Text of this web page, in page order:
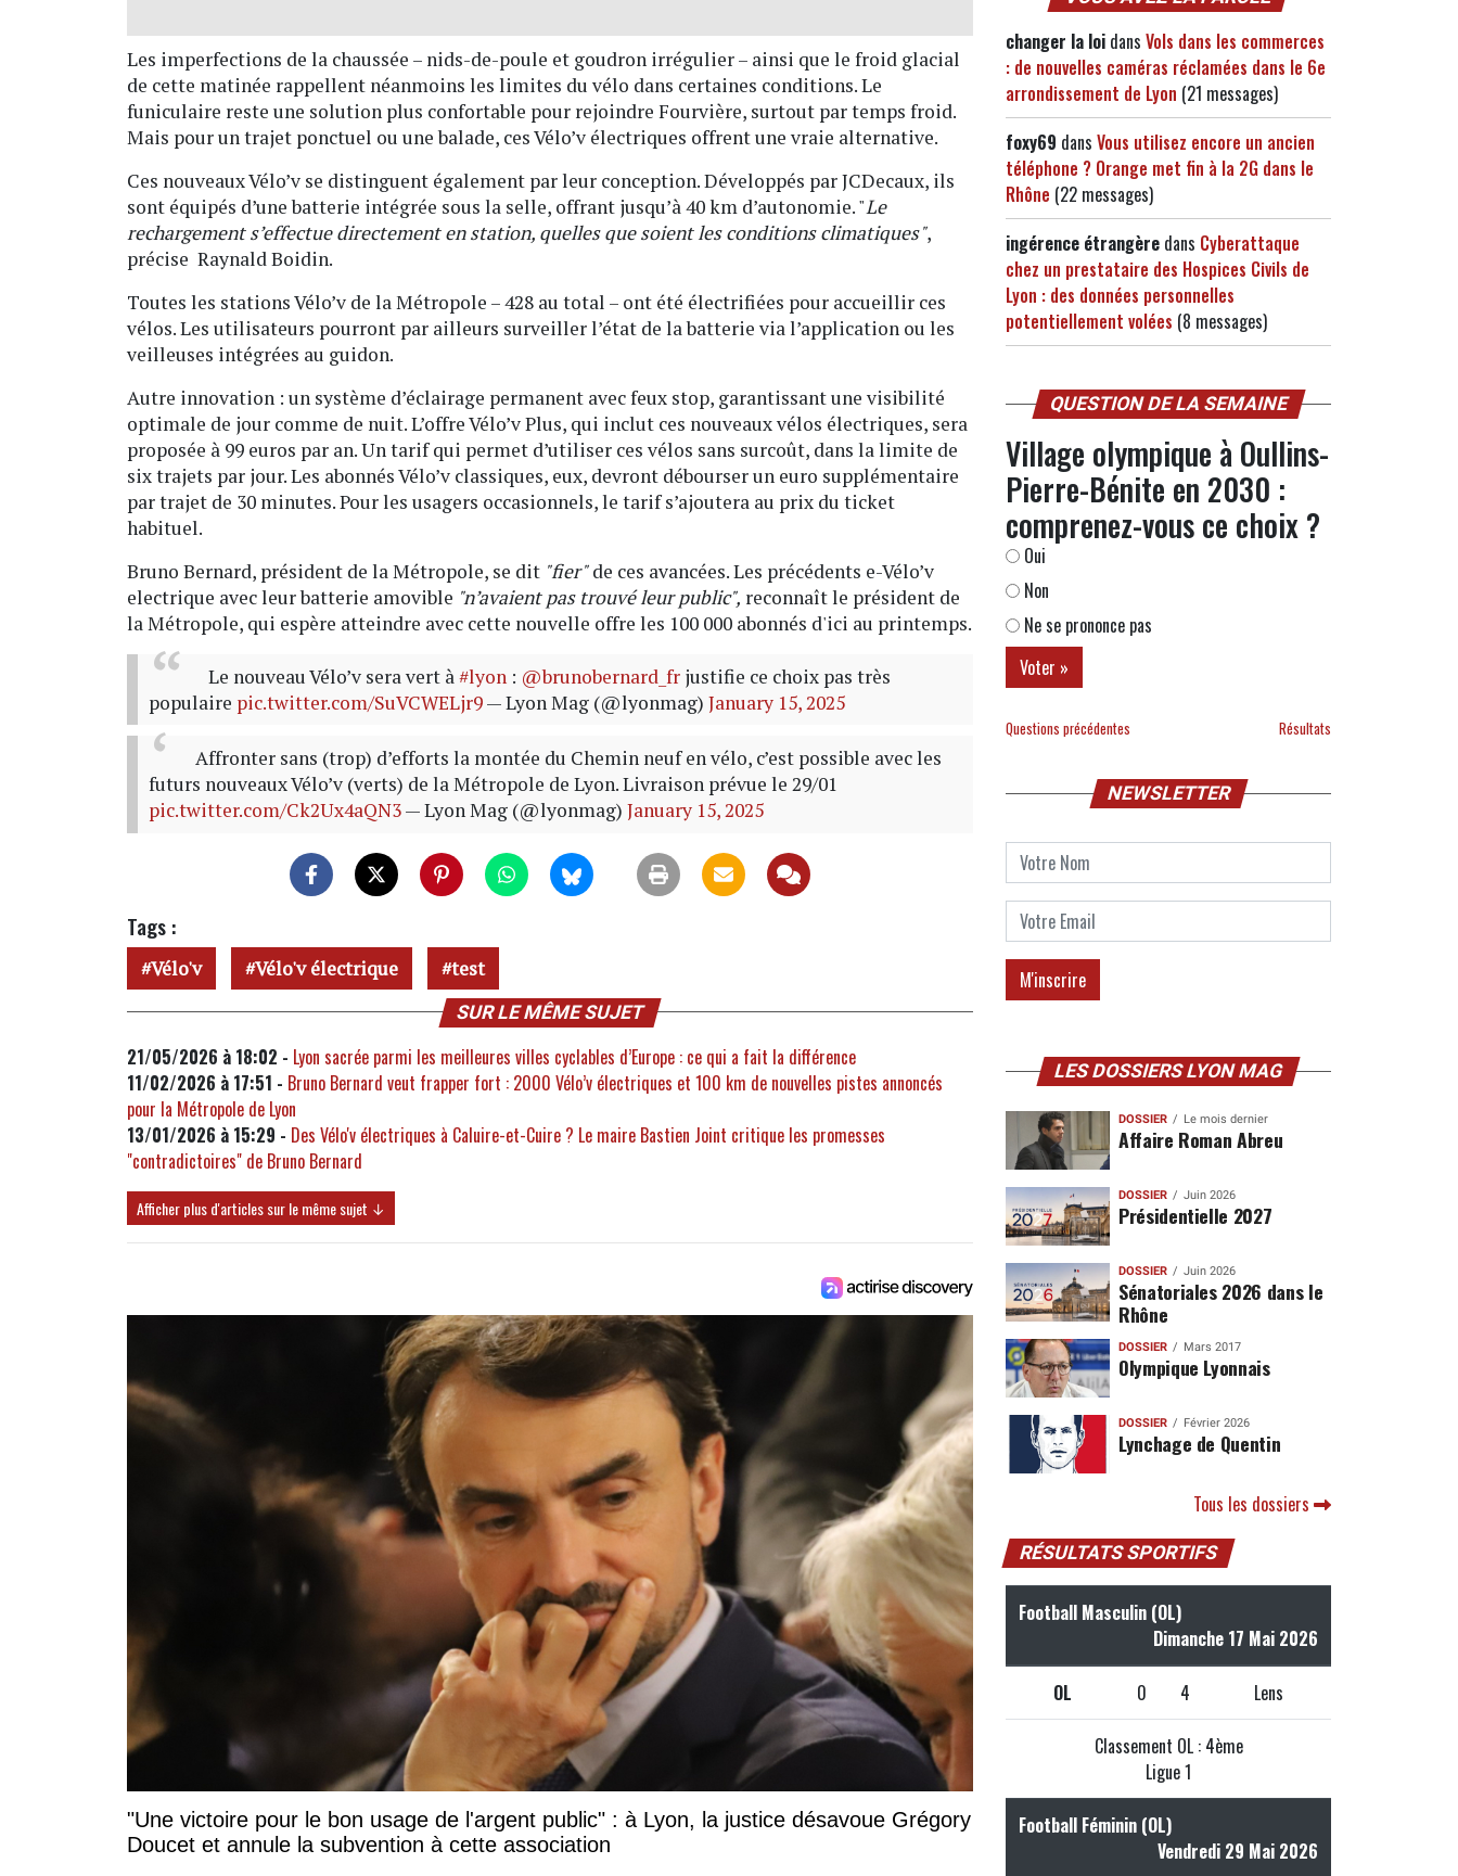
Les imperfections de la chaussée – nids-de-poule et goudron irrégulier – ainsi que le froid glacial
de cette matinée rappellent néanmoins les limites du vélo dans certaines conditions. Le
funiculaire reste une solution plus confortable pour rejoindre Fourvière, surtout par temps froid.
Mais pour un trajet ponctuel ou une balade, ces Vélo’v électriques offrent une vraie alternative.
Ces nouveaux Vélo’v se distinguent également par leur conception. Développés par JCDecaux, ils
sont équipés d’une batterie intégrée sous la selle, offrant jusqu’à 40 km d’autonomie. "Le
rechargement s’effectue directement en station, quelles que soient les conditions climatiques",
précise Raynald Boidin.
Toutes les stations Vélo’v de la Métropole – 428 au total – ont été électrifiées pour accueillir ces
vélos. Les utilisateurs pourront par ailleurs surveiller l’état de la batterie via l’application ou les
veilleuses intégrées au guidon.
Autre innovation : un système d’éclairage permanent avec feux stop, garantissant une visibilité
optimale de jour comme de nuit. L’offre Vélo’v Plus, qui inclut ces nouveaux vélos électriques, sera
proposée à 99 euros par an. Un tarif qui permet d’utiliser ces vélos sans surcoût, dans la limite de
six trajets par jour. Les abonnés Vélo’v classiques, eux, devront débourser un euro supplémentaire
par trajet de 30 minutes. Pour les usagers occasionnels, le tarif s’ajoutera au prix du ticket
habituel.
Bruno Bernard, président de la Métropole, se dit "fier"de ces avancées. Les précédents e-Vélo’v
electrique avec leur batterie amovible "n’avaient pas trouvé leur public", reconnaît le président de
la Métropole, qui espère atteindre avec cette nouvelle offre les 100 000 abonnés d'ici au printemps.
Le nouveau Vélo’v sera vert à #lyon : @brunobernard_frjustifie ce choix pas très
populaire pic.twitter.com/SuVCWELjr9— Lyon Mag (@lyonmag) January 15, 2025
Affronter sans (trop) d’efforts la montée du Chemin neuf en vélo, c’est possible avec les
futurs nouveaux Vélo’v (verts) de la Métropole de Lyon. Livraison prévue le 29/01
pic.twitter.com/Ck2Ux4aQN3— Lyon Mag (@lyonmag) January 15, 2025
Tags :
Vélo'v Vélo'v électrique test
SUR LE MÊME SUJET
21/05/2026 à 18:02 - Lyon sacrée parmi les meilleures villes cyclables d’Europe : ce qui a fait la différence
11/02/2026 à 17:51 - Bruno Bernard veut frapper fort : 2000 Vélo’v électriques et 100 km de nouvelles pistes annoncés
pour la Métropole de Lyon
13/01/2026 à 15:29 - Des Vélo'v électriques à Caluire-et-Cuire ? Le maire Bastien Joint critique les promesses
"contradictoires" de Bruno Bernard
Afficher plus d'articles sur le même sujet ↓
"Une victoire pour le bon usage de l'argent public" : à Lyon, la justice désavoue Grégory
Doucet et annule la subvention à cette association
changer la loi dans Vols dans les commerces
: de nouvelles caméras réclamées dans le 6e
arrondissement de Lyon (21 messages)
foxy69 dans Vous utilisez encore un ancien
téléphone ? Orange met fin à la 2G dans le
Rhône (22 messages)
ingérence étrangère dans Cyberattaque
chez un prestataire des Hospices Civils de
Lyon : des données personnelles
potentiellement volées (8 messages)
QUESTION DE LA SEMAINE
Village olympique à Oullins-
Pierre-Bénite en 2030 :
comprenez-vous ce choix ?
Oui
Non
Ne se prononce pas
Questions précédentes Résultats
NEWSLETTER
LES DOSSIERS LYON MAG
DOSSIER Le mois dernier
Affaire Roman Abreu
DOSSIER Juin 2026
Présidentielle 2027
DOSSIER Juin 2026
Sénatoriales 2026 dans le
Rhône
DOSSIER Mars 2017
Olympique Lyonnais
DOSSIER Février 2026
Lynchage de Quentin
Tous les dossiers
RÉSULTATS SPORTIFS
Football Masculin (OL)
Dimanche 17 Mai 2026
OL 0 4 Lens
Classement OL : 4ème
Ligue 1
Football Féminin (OL)
Vendredi 29 Mai 2026